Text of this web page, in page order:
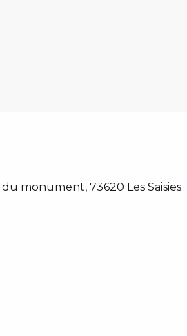
monument, 73620 Les Saisies